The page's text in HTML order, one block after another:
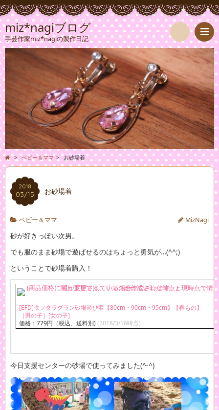
miz*nagiブログ
手芸作家miz*nagiの製作日記
検
索
> ベビー＆ママ > お砂場着
2018
03/15 お砂場着
ベビー＆ママ MizNagi
砂が好きっぽい次男。
でも服のまま砂場で遊ばせるのはちょっと勇気が…(^^;)
ということで砂場着購入！
[EFD]タフタラグラン砂場遊び着【80cm・90cm・95cm】【春もの】
［男の子］[女の子]
価格：779円（税込、送料別) (2018/3/16時点)
今日支援センターの砂場で使ってみました(^-^)